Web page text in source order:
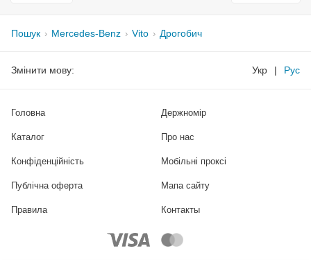
Пошук Mercedes-Benz Vito Дрогобич
Змінити мову: Укр | Рус
Головна
Каталог
Держномір
Про нас
Конфіденційність Мобільні проксі
Публічна оферта Мапа сайту
Правила Контакты